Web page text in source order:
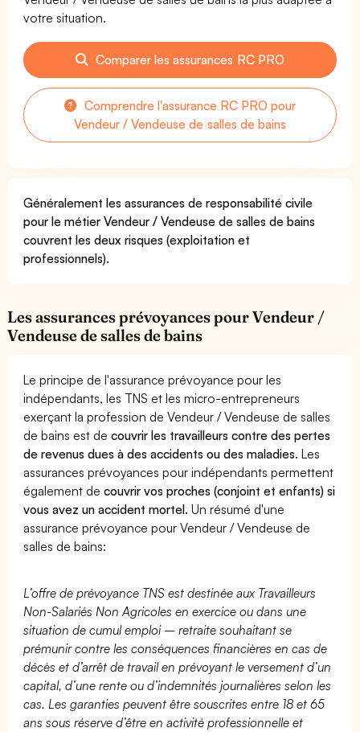
votre situation.
Comparer les assurances RC PRO
Comprendre l'assurance RC PRO pour
Vendeur / Vendeuse de salles de bains
Généralement les assurances de responsabilité civile
pour le métier Vendeur / Vendeuse de salles de bains
couvrent les deux risques (exploitation et
professionnels).
Les assurances prévoyances pour Vendeur /
Vendeuse de salles de bains
Le principe de l'assurance prévoyance pour les
indépendants, les TNS et les micro-entrepreneurs
exerçant la profession de Vendeur / Vendeuse de salles
de bains est decouvrir les travailleurs contre des pertes
de revenus dues à des accidents ou des maladies. Les
assurances prévoyances pour indépendants permettent
également decouvrir vos proches (conjoint et enfants) si
vous avez un accident mortel. Un résumé d'une
assurance prévoyance pour Vendeur / Vendeuse de
salles de bains:
L’offre de prévoyance TNS est destinée aux Travailleurs
Non-Salariés Non Agricoles en exercice ou dans une
situation de cumul emploi – retraite souhaitant se
prémunir contre les conséquences financières en cas de
décès et d’arrêt de travail en prévoyant le versement d’un
capital, d’une rente ou d’indemnités journalières selon les
cas. Les garanties peuvent être souscrites entre 18 et 65
ans sous réserve d’être en activité professionnelle et